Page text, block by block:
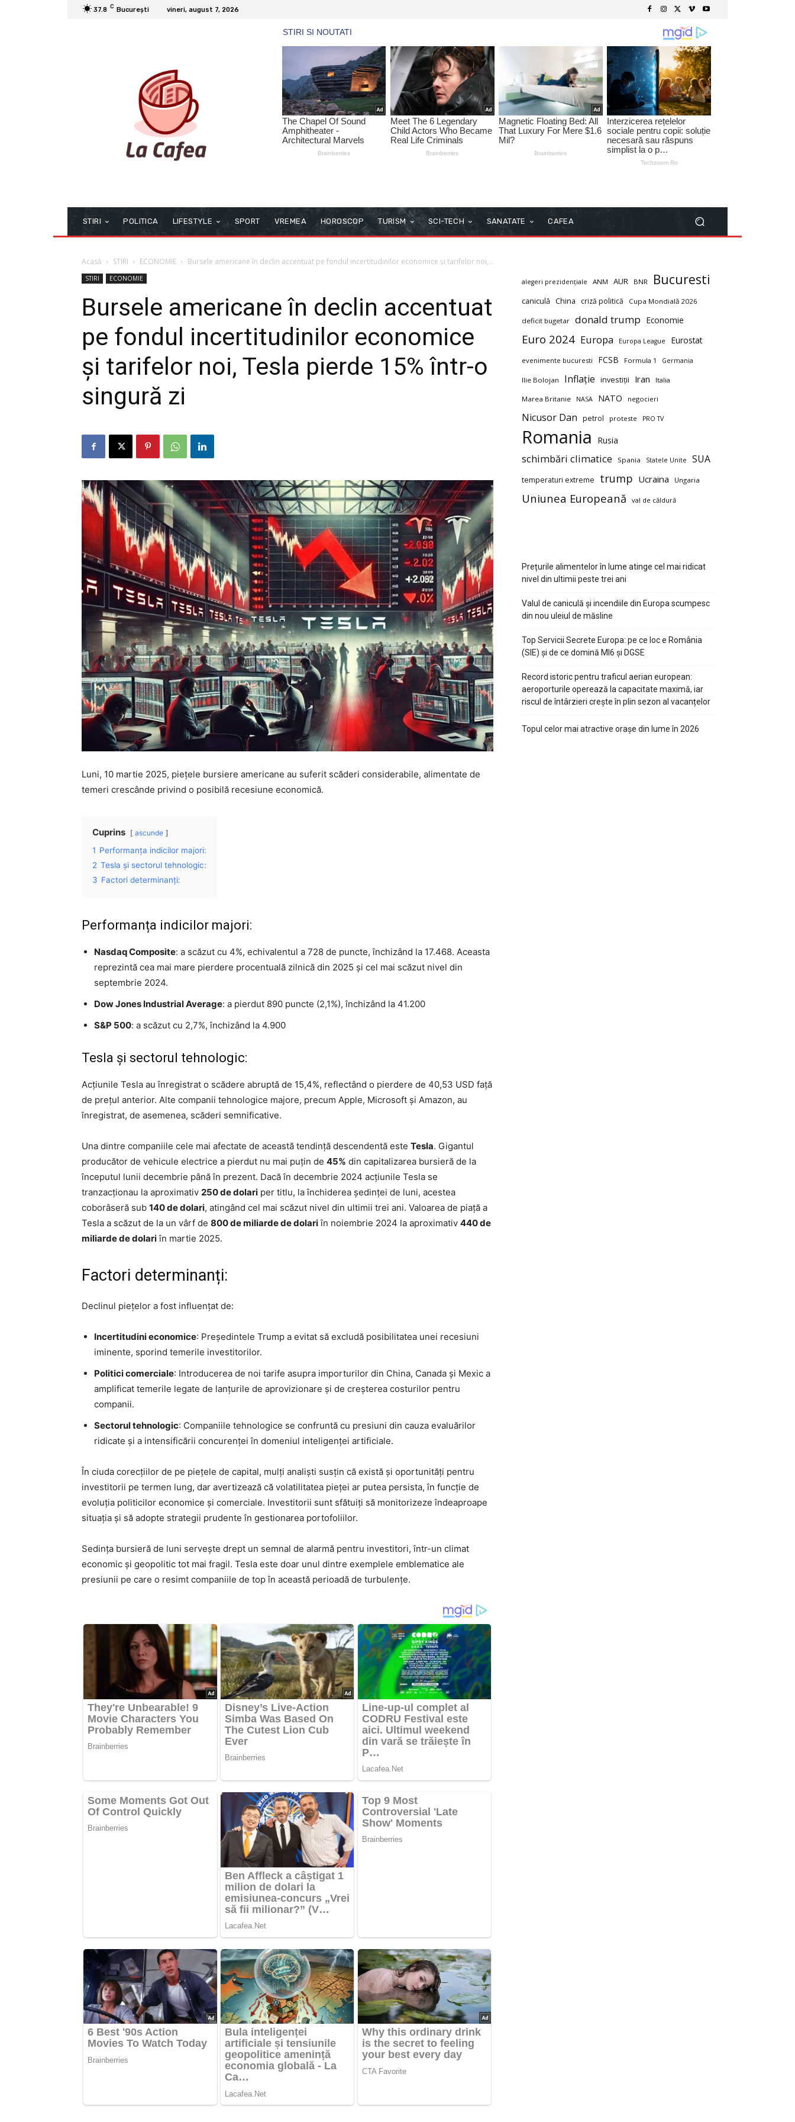
37.8 C București vineri, august 7, 2026
STIRI POLITICA LIFESTYLE SPORT VREMEA HOROSCOP TURISM SCI-TECH SANATATE CAFEA
Acasă STIRI ECONOMIE Bursele americane în declin accentuat pe fondul incertitudinilor economice și tarifelor noi,...
STIRI ECONOMIE
Bursele americane în declin accentuat
pe fondul incertitudinilor economice
și tarifelor noi, Tesla pierde 15% într-o
singură zi
Luni, 10 martie 2025, piețele bursiere americane au suferit scăderi considerabile, alimentate de
temeri crescânde privind o posibilă recesiune economică.
Cuprins ascunde
1 Performanța indicilor majori:
2 Tesla și sectorul tehnologic:
3 Factori determinanți:
Performanța indicilor majori:
Nasdaq Composite: a scăzut cu 4%, echivalentul a 728 de puncte, închizând la 17.468. Aceasta
reprezintă cea mai mare pierdere procentuală zilnică din 2025 și cel mai scăzut nivel din
septembrie 2024.
Dow Jones Industrial Average: a pierdut 890 puncte (2,1%), închizând la 41.200
S&P 500: a scăzut cu 2,7%, închizând la 4.900
Tesla și sectorul tehnologic:
Acțiunile Tesla au înregistrat o scădere abruptă de 15,4%, reflectând o pierdere de 40,53 USD față
de prețul anterior. Alte companii tehnologice majore, precum Apple, Microsoft și Amazon, au
înregistrat, de asemenea, scăderi semnificative.
Una dintre companiile cele mai afectate de această tendință descendentă este Tesla. Gigantul
producător de vehicule electrice a pierdut nu mai puțin de 45% din capitalizarea bursieră de la
începutul lunii decembrie până în prezent. Dacă în decembrie 2024 acțiunile Tesla se
tranzacționau la aproximativ 250 de dolari per titlu, la închiderea ședinței de luni, acestea
coborâseră sub 140 de dolari, atingând cel mai scăzut nivel din ultimii trei ani. Valoarea de piață a
Tesla a scăzut de la un vârf de 800 de miliarde de dolariîn noiembrie 2024 la aproximativ 440 de
miliarde de dolariîn martie 2025.
Factori determinanți:
Declinul piețelor a fost influențat de:
Incertitudini economice: Președintele Trump a evitat să excludă posibilitatea unei recesiuni
iminente, sporind temerile investitorilor.
Politici comerciale: Introducerea de noi tarife asupra importurilor din China, Canada și Mexic a
amplificat temerile legate de lanțurile de aprovizionare și de creșterea costurilor pentru
companii.
Sectorul tehnologic: Companiile tehnologice se confruntă cu presiuni din cauza evaluărilor
ridicate și a intensificării concurenței în domeniul inteligenței artificiale.
În ciuda corecțiilor de pe piețele de capital, mulți analiști susțin că există și oportunități pentru
investitorii pe termen lung, dar avertizează că volatilitatea pieței ar putea persista, în funcție de
evoluția politicilor economice și comerciale. Investitorii sunt sfătuiți să monitorizeze îndeaproape
situația și să adopte strategii prudente în gestionarea portofoliilor.
Sedința bursieră de luni servește drept un semnal de alarmă pentru investitori, într-un climat
economic și geopolitic tot mai fragil. Tesla este doar unul dintre exemplele emblematice ale
presiunii pe care o resimt companiile de top în această perioadă de turbulențe.
alegeri prezidențiale ANM AUR BNR Bucuresti
caniculă China criză politică Cupa Mondială 2026
deficit bugetar donald trump Economie
Euro 2024 Europa Europa League Eurostat
evenimente bucuresti FCSB Formula 1 Germania
Ilie Bolojan Inflație investiții Iran Italia
Marea Britanie NASA NATO negocieri
Nicusor Dan petrol proteste PRO TV
Romania Rusia
schimbări climatice Spania Statele Unite SUA
temperaturi extreme trump Ucraina Ungaria
Uniunea Europeană val de căldură
Prețurile alimentelor în lume atinge cel mai ridicat
nivel din ultimii peste trei ani
Valul de caniculă și incendiile din Europa scumpesc
din nou uleiul de măsline
Top Servicii Secrete Europa: pe ce loc e România
(SIE) și de ce domină MI6 și DGSE
Record istoric pentru traficul aerian european:
aeroporturile operează la capacitate maximă, iar
riscul de întârzieri crește în plin sezon al vacanțelor
Topul celor mai atractive orașe din lume în 2026